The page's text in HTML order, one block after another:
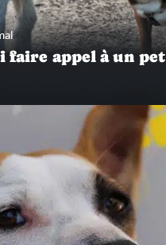
faire appel à un pet